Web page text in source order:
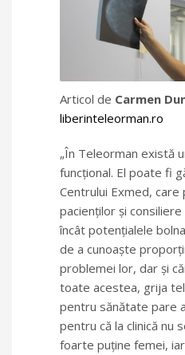
Articol de Carmen
liberinteleorman.ro
„În Teleorman există
funcțional. El poate fi
Centrului Exmed, care
pacienților și
încât potențialele
de a cunoaște
problemei lor, dar și
toate acestea, grija
pentru sănătate pare
pentru că la clinică nu
foarte puține femei,